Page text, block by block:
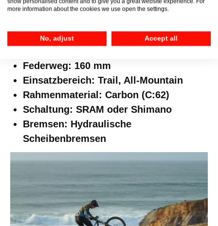
zuverlässigen Begleiter für jeden, der das
Maximum aus seinem Fahrstilherausholen
möchte.
Federweg: 160 mm
Einsatzbereich: Trail, All-Mountain
Rahmenmaterial: Carbon (C:62)
Schaltung: SRAM oder Shimano
Bremsen: Hydraulische
Scheibenbremsen
more information about the cookies we use open the settings.
No, adjust Accept all